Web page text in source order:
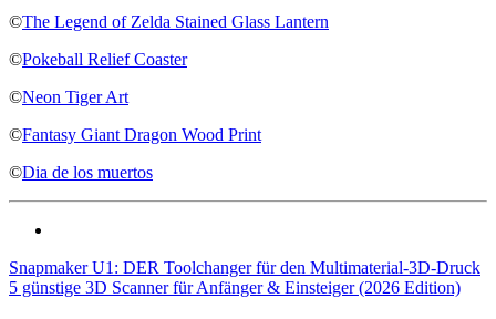
©The Legend of Zelda Stained Glass Lantern
©Pokeball Relief Coaster
©Neon Tiger Art
©Fantasy Giant Dragon Wood Print
©Dia de los muertos
Snapmaker U1: DER Toolchanger für den Multimaterial-3D-Druck
5 günstige 3D Scanner für Anfänger & Einsteiger (2026 Edition)